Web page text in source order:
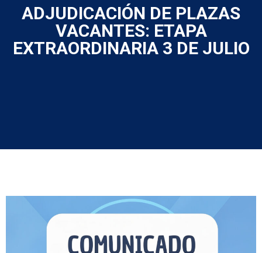
ADJUDICACIÓN DE PLAZAS
VACANTES: ETAPA
EXTRAORDINARIA 3 DE JULIO